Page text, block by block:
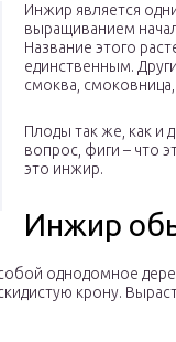
Инжир является
выращиванием
Название этого
единственным.
смоква,
Плоды так же, как и
вопрос, фиги – что
это инжир.
Инжир
однодомное
крону.